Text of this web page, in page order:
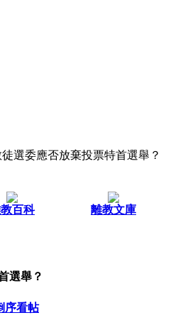
徒選委應否放棄投票特首選舉？
百科 離教文庫
選舉？
序看帖